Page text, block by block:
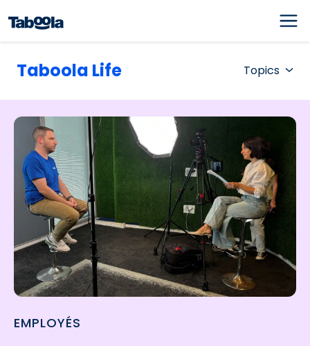
Taboola Life Topics
EMPLOYÉS